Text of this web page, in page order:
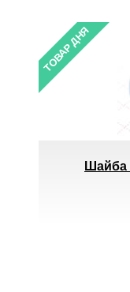
ТОВАР ДНЯ
Шайба